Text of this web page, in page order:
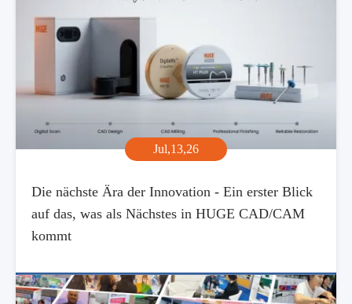
Jul,13,26
Die nächste Ära der Innovation - Ein erster Blick
auf das, was als Nächstes in HUGE CAD/CAM
kommt